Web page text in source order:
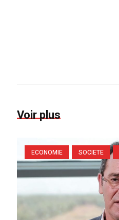
Voir plus
ECONOMIE SOCIETE